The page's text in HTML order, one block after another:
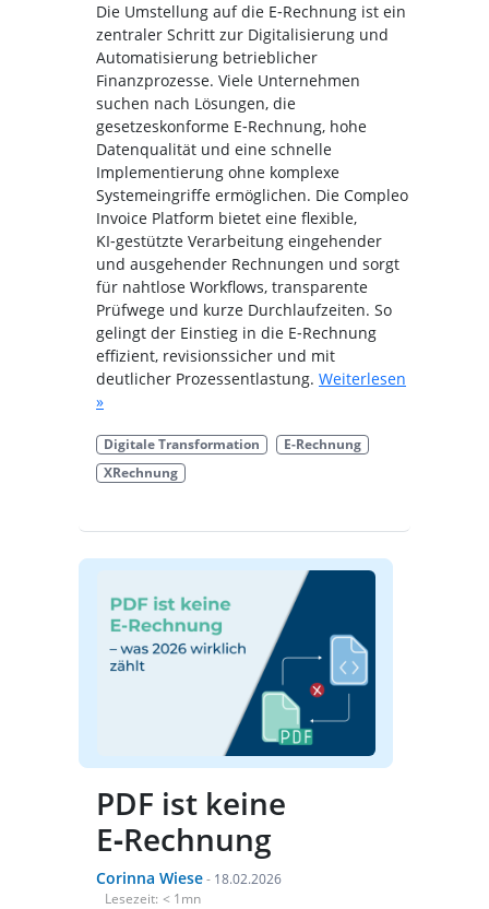
Die Umstellung auf die E‑Rechnung ist ein
zentraler Schritt zur Digitalisierung und
Automatisierung betrieblicher
Finanzprozesse. Viele Unternehmen
suchen nach Lösungen, die
gesetzeskonforme E‑Rechnung, hohe
Datenqualität und eine schnelle
Implementierung ohne komplexe
Systemeingriffe ermöglichen. Die Compleo
Invoice Platform bietet eine flexible,
KI‑gestützte Verarbeitung eingehender
und ausgehender Rechnungen und sorgt
für nahtlose Workflows, transparente
Prüfwege und kurze Durchlaufzeiten. So
gelingt der Einstieg in die E‑Rechnung
effizient, revisionssicher und mit
deutlicher Prozessentlastung. Weiterlesen
»
Digitale Transformation
E-Rechnung
XRechnung
PDF ist keine
E‑Rechnung
Corinna Wiese - 18.02.2026
Lesezeit: < 1 mn